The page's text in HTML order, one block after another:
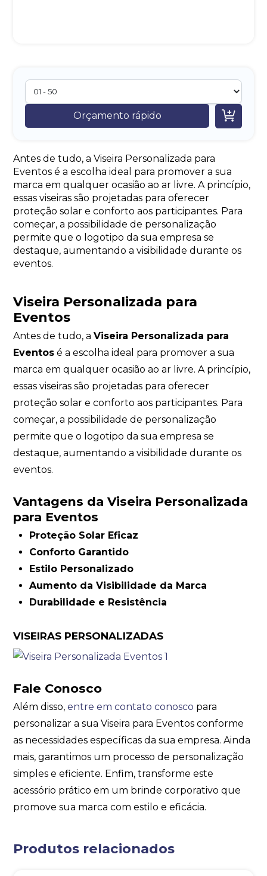
Orçamento rápido 
Antes de tudo, a Viseira Personalizada para
Eventos é a escolha ideal para promover a sua
marca em qualquer ocasião ao ar livre. A princípio,
essas viseiras são projetadas para oferecer
proteção solar e conforto aos participantes. Para
começar, a possibilidade de personalização
permite que o logotipo da sua empresa se
destaque, aumentando a visibilidade durante os
eventos.
Viseira Personalizada para
Eventos
Antes de tudo, aViseira Personalizada para
Eventos é a escolha ideal para promover a sua
marca em qualquer ocasião ao ar livre. A princípio,
essas viseiras são projetadas para oferecer
proteção solar e conforto aos participantes. Para
começar, a possibilidade de personalização
permite que o logotipo da sua empresa se
destaque, aumentando a visibilidade durante os
eventos.
Vantagens da Viseira Personalizada
para Eventos
Proteção Solar Eficaz
Conforto Garantido
Estilo Personalizado
Aumento da Visibilidade da Marca
Durabilidade e Resistência
VISEIRAS PERSONALIZADAS
Fale Conosco
Além disso,entre em contato conosco para
personalizar a sua Viseira para Eventos conforme
as necessidades específicas da sua empresa. Ainda
mais, garantimos um processo de personalização
simples e eficiente. Enfim, transforme este
acessório prático em um brinde corporativo que
promove sua marca com estilo e eficácia.
Produtos relacionados